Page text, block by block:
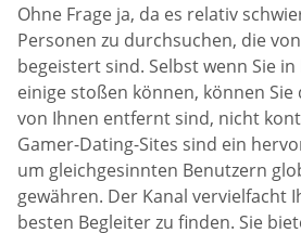
Ohne Frage ja, da es relativ
Personen zu durchsuchen, die
begeistert sind. Selbst wenn Sie
einige stoßen können, können
von Ihnen entfernt sind, nicht
Gamer-Dating-Sites sind ein
um gleichgesinnten Benutzern
gewähren. Der Kanal vervielfacht
besten Begleiter zu finden. Sie